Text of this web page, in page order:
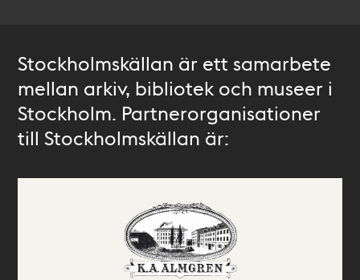
Stockholmskällan är ett samarbete
mellan arkiv, bibliotek och museer i
Stockholm. Partnerorganisationer
till Stockholmskällan är: